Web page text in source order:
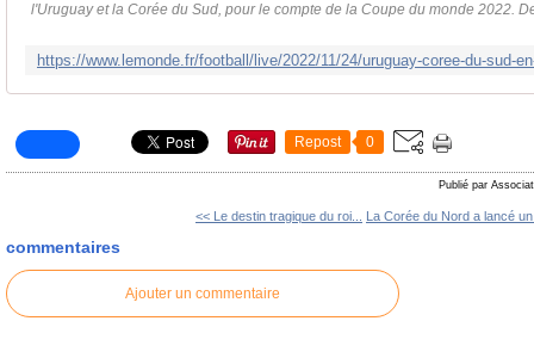
l'Uruguay et la Corée du Sud, pour le compte de la Coupe du monde 2022.
Repost 0
Publié par
<< Le destin tragique du roi... La Corée du Nord a lancé
commentaires
Ajouter un commentaire